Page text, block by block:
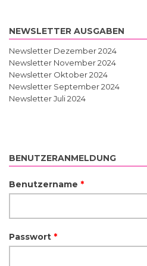
NEWSLETTER AUSGABEN
Newsletter Dezember 2024
Newsletter November 2024
Newsletter Oktober 2024
Newsletter September 2024
Newsletter Juli 2024
BENUTZERANMELDUNG
Benutzername *
Passwort *